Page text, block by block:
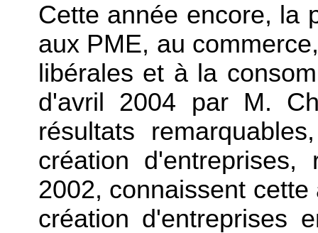
Cette année encore, la
aux PME, au
libérales et à la
d'avril 2004 par M.
résultats
création
2002, connaissent
création d'entreprises